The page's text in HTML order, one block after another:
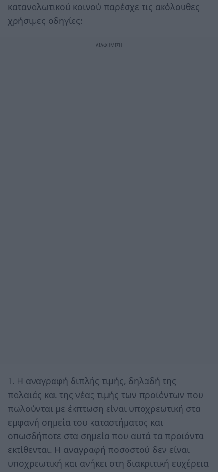
καταναλωτικού κοινού παρέσχε τις ακόλουθες
χρήσιμες οδηγίες:
1. Η αναγραφή διπλής τιμής, δηλαδή της
παλαιάς και της νέας τιμής των προϊόντων που
πωλούνται με έκπτωση είναι υποχρεωτική στα
εμφανή σημεία του καταστήματος και
οπωσδήποτε στα σημεία που αυτά τα προϊόντα
εκτίθενται. Η αναγραφή ποσοστού δεν είναι
υποχρεωτική και ανήκει στη διακριτική ευχέρεια